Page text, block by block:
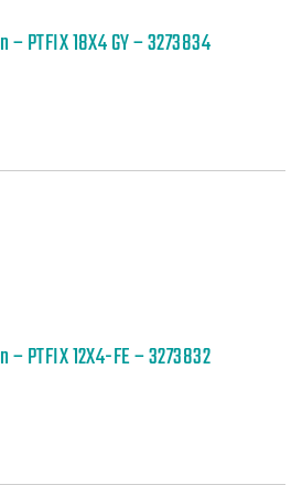
PTFIX 18X4 GY – 3273834
PTFIX 12X4-FE – 3273832